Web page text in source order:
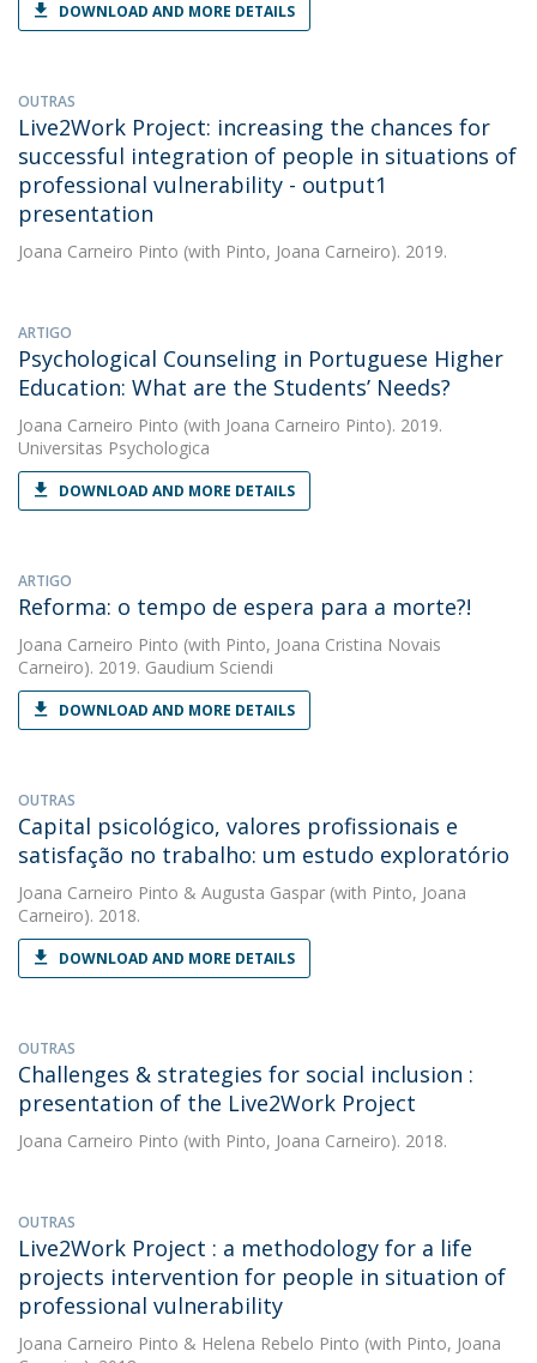
DOWNLOAD AND MORE DETAILS
OUTRAS
Live2Work Project: increasing the chances for
successful integration of people in situations of
professional vulnerability - output1
presentation
Joana Carneiro Pinto (with Pinto, Joana Carneiro). 2019.
ARTIGO
Psychological Counseling in Portuguese Higher
Education: What are the Students’ Needs?
Joana Carneiro Pinto (with Joana Carneiro Pinto). 2019.
Universitas Psychologica
DOWNLOAD AND MORE DETAILS
ARTIGO
Reforma: o tempo de espera para a morte?!
Joana Carneiro Pinto (with Pinto, Joana Cristina Novais
Carneiro). 2019. Gaudium Sciendi
DOWNLOAD AND MORE DETAILS
OUTRAS
Capital psicológico, valores profissionais e
satisfação no trabalho: um estudo exploratório
Joana Carneiro Pinto & Augusta Gaspar (with Pinto, Joana
Carneiro). 2018.
DOWNLOAD AND MORE DETAILS
OUTRAS
Challenges & strategies for social inclusion :
presentation of the Live2Work Project
Joana Carneiro Pinto (with Pinto, Joana Carneiro). 2018.
OUTRAS
Live2Work Project : a methodology for a life
projects intervention for people in situation of
professional vulnerability
Joana Carneiro Pinto & Helena Rebelo Pinto (with Pinto, Joana